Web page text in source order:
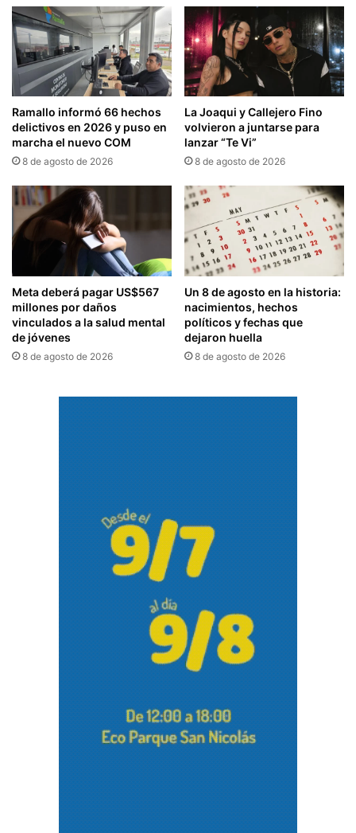
Ramallo informó 66 hechos
delictivos en 2026 y puso en
marcha el nuevo COM
8 de agosto de 2026
La Joaqui y Callejero Fino
volvieron a juntarse para
lanzar “Te Vi”
8 de agosto de 2026
Meta deberá pagar US$567
millones por daños
vinculados a la salud mental
de jóvenes
8 de agosto de 2026
Un 8 de agosto en la historia:
nacimientos, hechos
políticos y fechas que
dejaron huella
8 de agosto de 2026